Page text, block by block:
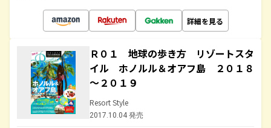
詳細を見る
Ｒ０１ 地球の歩き方 リゾートスタ
イル ホノルル＆オアフ島 ２０１８
～２０１９
Resort Style
2017.10.04 発売